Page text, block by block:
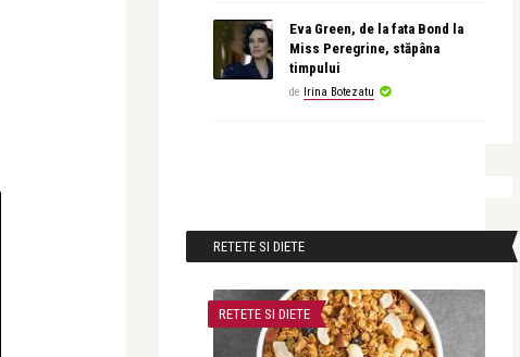
Eva Green, de la fata Bond la
Miss Peregrine, stăpâna
timpului
de Irina Botezatu
RETETE SI DIETE
RETETE SI DIETE